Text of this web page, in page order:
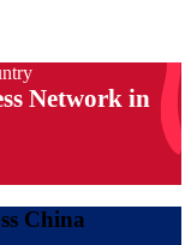
Network in
China